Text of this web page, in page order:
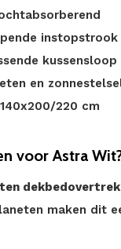
instopstrook
kussensloop
en
220 cm
voor Astra
dekbedovertrek
maken dit